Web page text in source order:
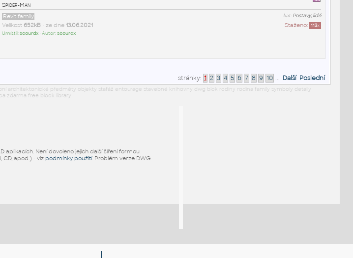
Spider-Man
kat:Postavy, lidé
Revit family
Staženo: 113x
Velikost 652kB• ze dne 13.06.2021
Umístil:scourdx• Autor:scourdx
stránky: 1 2 3 4 5 6 7 8 9 10 ... Další Poslední
architektonické předměty objekty stafáž entourage stavebné knihovny dwg blok rodiny rodina family symboly detaily
zdarma free block library
aplikacích. Není dovoleno jejich další šíření formou
apod.) - viz podmínky použití. Problém verze DWG